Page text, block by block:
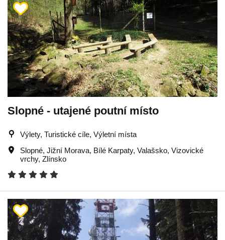
Slopné - utajené poutní místo
Výlety, Turistické cíle, Výletní místa
Slopné, Jižní Morava, Bílé Karpaty, Valašsko, Vizovické
vrchy, Zlínsko